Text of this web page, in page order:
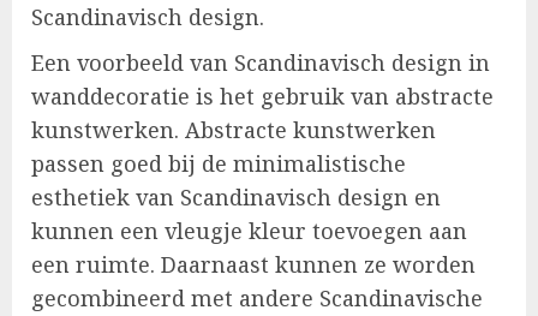
Scandinavisch design.
Een voorbeeld van Scandinavisch design in
wanddecoratie is het gebruik van abstracte
kunstwerken. Abstracte kunstwerken
passen goed bij de minimalistische
esthetiek van Scandinavisch design en
kunnen een vleugje kleur toevoegen aan
een ruimte. Daarnaast kunnen ze worden
gecombineerd met andere Scandinavische